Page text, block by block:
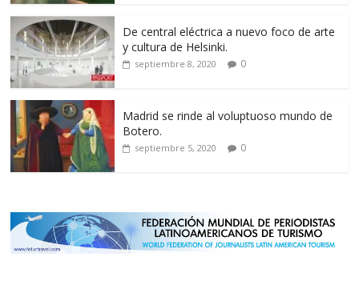
De central eléctrica a nuevo foco de arte
y cultura de Helsinki.
septiembre 8, 2020 0
Madrid se rinde al voluptuoso mundo de
Botero.
septiembre 5, 2020 0